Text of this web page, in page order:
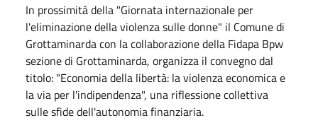
In prossimità della "Giornata internazionale per
l'eliminazione della violenza sulle donne" il Comune di
Grottaminarda con la collaborazione della Fidapa Bpw
sezione di Grottaminarda, organizza il convegno dal
titolo: "Economia della libertà: la violenza economica e
la via per l'indipendenza", una riflessione collettiva
sulle sfide dell'autonomia finanziaria.